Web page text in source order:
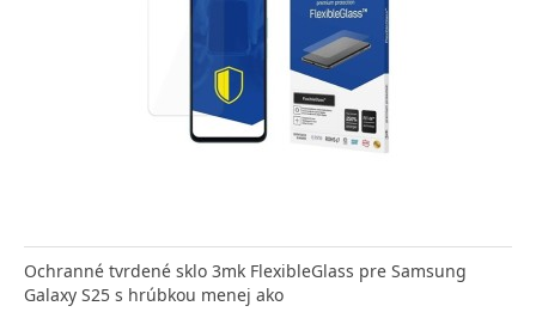
Ochranné tvrdené sklo 3mk FlexibleGlass pre Samsung
Galaxy S25 s hrúbkou menej ako